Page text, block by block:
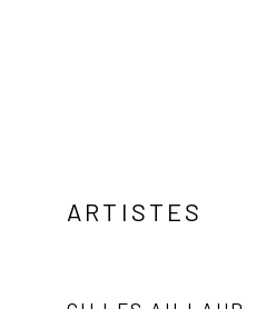
ARTISTES